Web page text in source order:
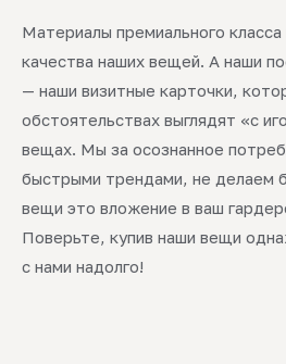
Материалы премиального
качества наших вещей. А наши
— наши визитные карточки,
обстоятельствах выглядят «с
вещах. Мы за осознанное
быстрыми трендами, не делаем
вещи это вложение в ваш
Поверьте, купив наши вещи
с нами надолго!